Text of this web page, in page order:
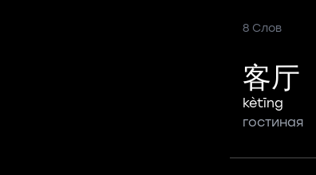
8 Слов
客厅
kètīng
гостиная